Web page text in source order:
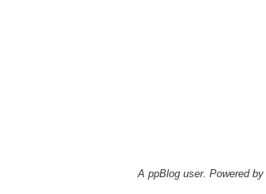
A ppBlog user. Powered by